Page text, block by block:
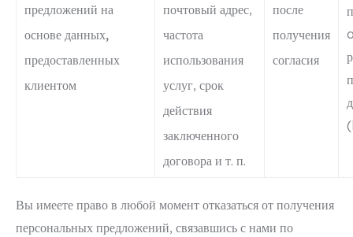
предложений на
основе данных,
предоставленных
клиентом
почтовый адрес,
частота
использования
услуг, срок
действия
заключенного
договора и т. п.
после
получения
согласия
Вы имеете право в любой момент отказаться от получения
персональных предложений, связавшись с нами по